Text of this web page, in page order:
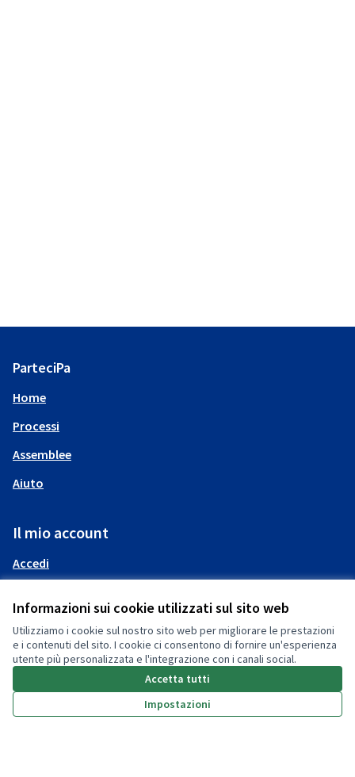
Informazioni sui cookie utilizzati sul sito web
Utilizziamo i cookie sul nostro sito web per migliorare le prestazioni
e i contenuti del sito. I cookie ci consentono di fornire un'esperienza
utente più personalizzata e l'integrazione con i canali social.
Accetta tutti
Impostazioni
ParteciPa
Home
Processi
Assemblee
Aiuto
Il mio account
Accedi
(Collegamento esterno)
(Collegamento esterno)